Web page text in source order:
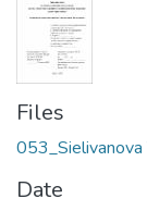
Files
053_Sielivanova
Date